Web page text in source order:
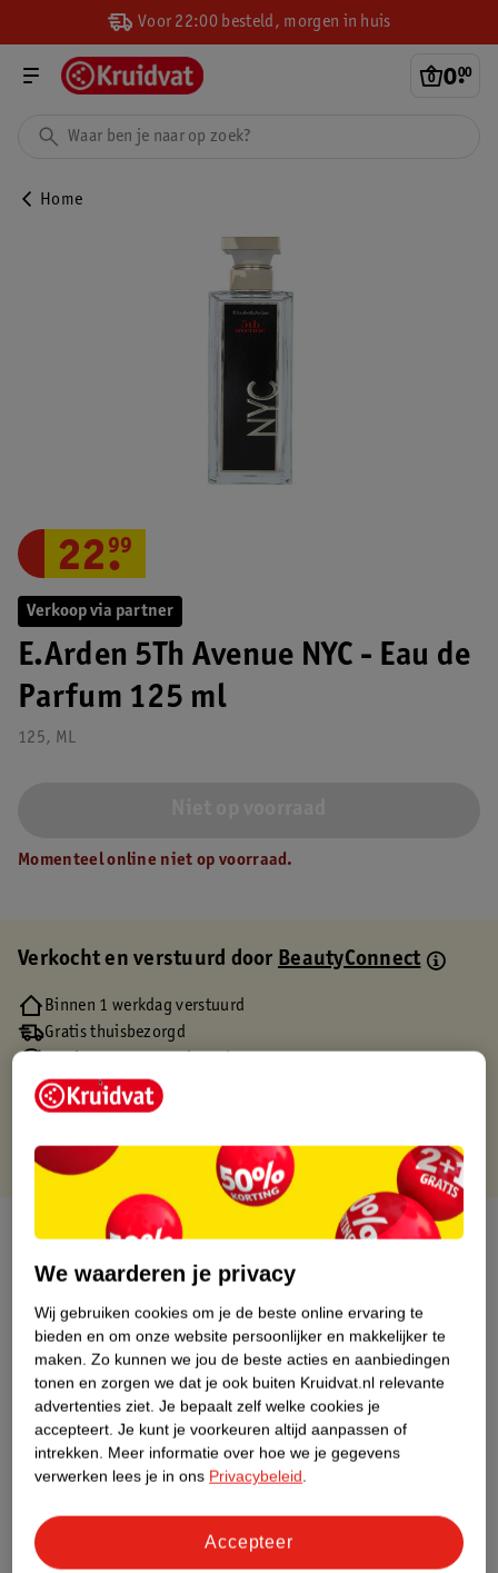
Voor 22:00 besteld, morgen in huis
0.
00
Home
Verkoop via partner
E.Arden 5Th Avenue NYC - Eau de
Parfum 125 ml
125, ML
22.
99
Momenteel online niet op voorraad.
Verkocht en verstuurd doorBeautyConnect
Binnen 1 werkdag verstuurd
Gratis thuisbezorgd
Gratis punten met je Kruidvat kaart
Over dit product
Productinformatie
Nature Impact Score
Dit product heeft (nog) geen Nature
Impact Score.
Meer informatie
Bestel & Bezorginformatie
We waarderen je privacy
Wij gebruiken cookies om je de beste online ervaring te
bieden en om onze website persoonlijker en makkelijker te
maken. Zo kunnen we jou de beste acties en aanbiedingen
tonen en zorgen we dat je ook buiten Kruidvat.nl relevante
advertenties ziet. Je bepaalt zelf welke cookies je
accepteert. Je kunt je voorkeuren altijd aanpassen of
intrekken. Meer informatie over hoe we je gegevens
verwerken lees je in ons Privacybeleid.
Accepteer